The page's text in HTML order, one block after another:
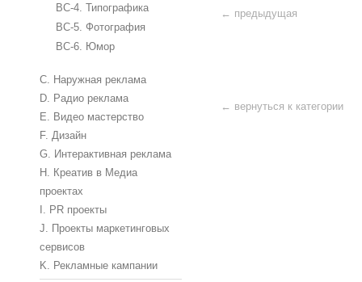
BC-4. Типографика
BC-5. Фотография
BC-6. Юмор
C. Наружная реклама
D. Радио реклама
E. Видео мастерство
F. Дизайн
G. Интерактивная реклама
H. Креатив в Медиа
проектах
I. PR проекты
J. Проекты маркетинговых
сервисов
K. Рекламные кампании
← предыдущая
← вернуться к категории